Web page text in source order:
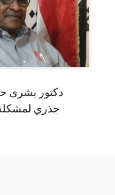
دكتور بشرى
جذري